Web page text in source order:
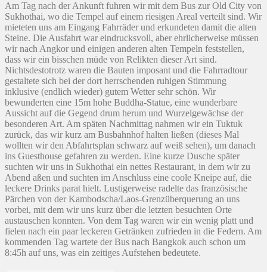
Am Tag nach der Ankunft fuhren wir mit dem Bus zur Old City von
Sukhothai, wo die Tempel auf einem riesigen Areal verteilt sind. Wir
mieteten uns am Eingang Fahrräder und erkundeten damit die alten
Steine. Die Ausfahrt war eindrucksvoll, aber ehrlicherweise müssen
wir nach Angkor und einigen anderen alten Tempeln feststellen,
dass wir ein bisschen müde von Relikten dieser Art sind.
Nichtsdestotrotz waren die Bauten imposant und die Fahrradtour
gestaltete sich bei der dort herrschenden ruhigen Stimmung
inklusive (endlich wieder) gutem Wetter sehr schön. Wir
bewunderten eine 15m hohe Buddha-Statue, eine wunderbare
Aussicht auf die Gegend drum herum und Wurzelgewächse der
besonderen Art. Am späten Nachmittag nahmen wir ein Tuktuk
zurück, das wir kurz am Busbahnhof halten ließen (dieses Mal
wollten wir den Abfahrtsplan schwarz auf weiß sehen), um danach
ins Guesthouse gefahren zu werden. Eine kurze Dusche später
suchten wir uns in Sukhothai ein nettes Restaurant, in dem wir zu
Abend aßen und suchten im Anschluss eine coole Kneipe auf, die
leckere Drinks parat hielt. Lustigerweise radelte das französische
Pärchen von der Kambodscha/Laos-Grenzüberquerung an uns
vorbei, mit dem wir uns kurz über die letzten besuchten Orte
austauschen konnten. Von dem Tag waren wir ein wenig platt und
fielen nach ein paar leckeren Getränken zufrieden in die Federn. Am
kommenden Tag wartete der Bus nach Bangkok auch schon um
8:45h auf uns, was ein zeitiges Aufstehen bedeutete.